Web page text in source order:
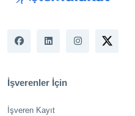
İşverenler İçin
İşveren Kayıt